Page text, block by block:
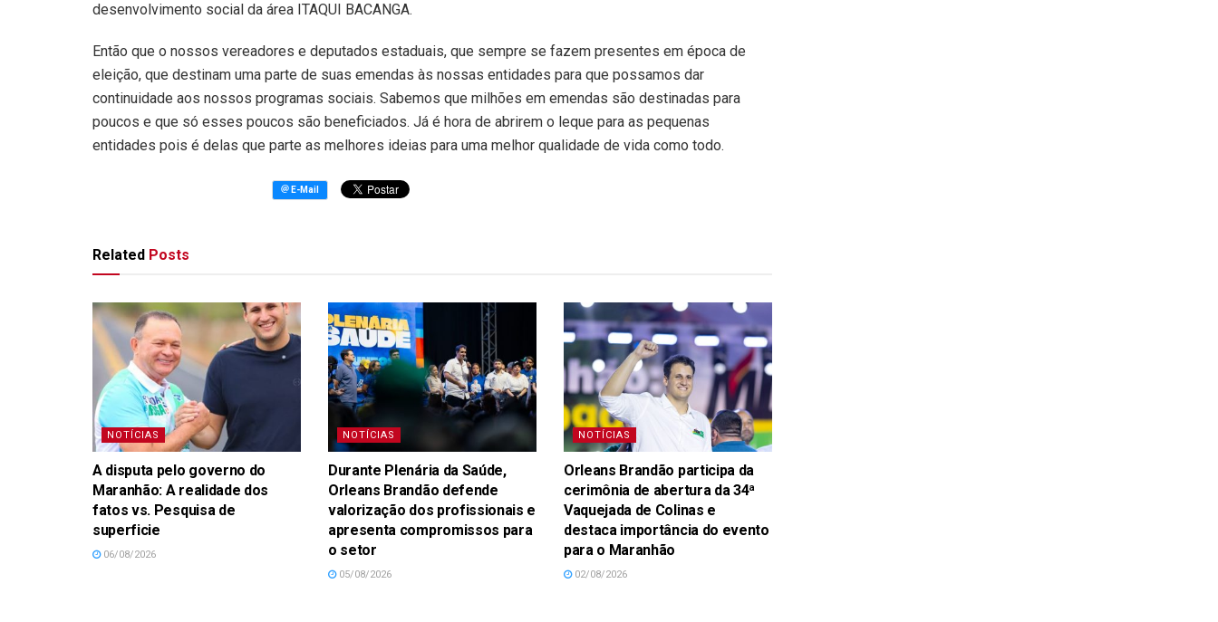
desenvolvimento social da área ITAQUI BACANGA.
Então que o nossos vereadores e deputados estaduais, que sempre se fazem presentes em época de
eleição, que destinam uma parte de suas emendas às nossas entidades para que possamos dar
continuidade aos nossos programas sociais. Sabemos que milhões em emendas são destinadas para
poucos e que só esses poucos são beneficiados. Já é hora de abrirem o leque para as pequenas
entidades pois é delas que parte as melhores ideias para uma melhor qualidade de vida como todo.
Related Posts
NOTÍCIAS
A disputa pelo governo do
Maranhão: A realidade dos
fatos vs. Pesquisa de
superficie
06/08/2026
NOTÍCIAS
Durante Plenária da Saúde,
Orleans Brandão defende
valorização dos profissionais e
apresenta compromissos para
o setor
05/08/2026
NOTÍCIAS
Orleans Brandão participa da
cerimônia de abertura da 34ª
Vaquejada de Colinas e
destaca importância do evento
para o Maranhão
02/08/2026